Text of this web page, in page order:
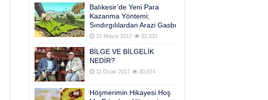
Balıkesir’de Yeni Para
Kazanma Yöntemi;
Sındırgılılardan Arazi Gasbı
15 Mayıs 2017 32,332
BİLGE VE BİLGELİK
NEDİR?
11 Ocak 2017 30,874
Höşmerimin Hikayesi Hoş